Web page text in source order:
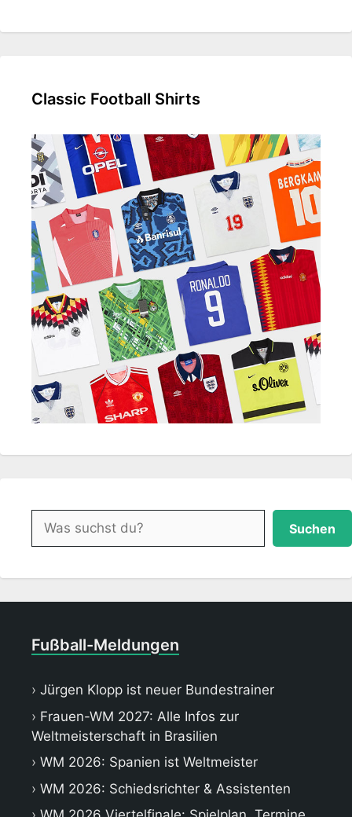
Classic Football Shirts
Suchen
Suchen
Fußball-Meldungen
Jürgen Klopp ist neuer Bundestrainer
Frauen-WM 2027: Alle Infos zur
Weltmeisterschaft in Brasilien
WM 2026: Spanien ist Weltmeister
WM 2026: Schiedsrichter & Assistenten